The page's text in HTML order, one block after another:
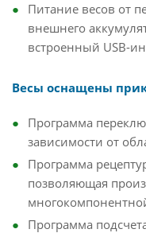
Питание весов от
внешнего
встроенный USB-
Весы оснащены
Программа
зависимости от
Программа
позволяющая
Программа